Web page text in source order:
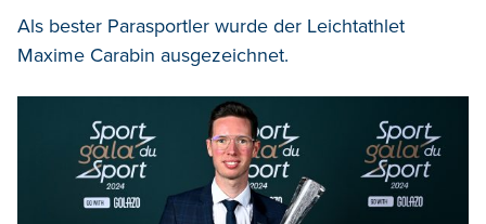
Als bester Parasportler wurde der Leichtathlet
Maxime Carabin ausgezeichnet.